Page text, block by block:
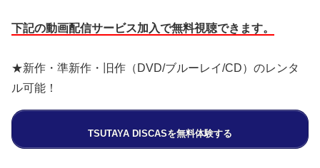
下記の動画配信サービス加入で無料視聴できます。
★新作・準新作・旧作（DVD/ブルーレイ/CD）のレンタ
ル可能！
TSUTAYA DISCASを無料体験する